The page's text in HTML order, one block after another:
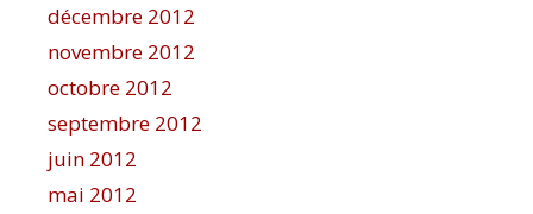
décembre 2012
novembre 2012
octobre 2012
septembre 2012
juin 2012
mai 2012